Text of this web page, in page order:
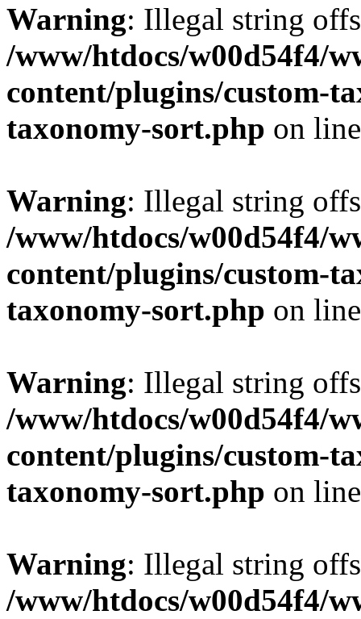
Warning: Illegal string
/www/htdocs/w00d54f4/
content/plugins/custom-
taxonomy-sort.php on
Warning: Illegal string
/www/htdocs/w00d54f4/
content/plugins/custom-
taxonomy-sort.php on
Warning: Illegal string
/www/htdocs/w00d54f4/
content/plugins/custom-
taxonomy-sort.php on
Warning: Illegal string
/www/htdocs/w00d54f4/